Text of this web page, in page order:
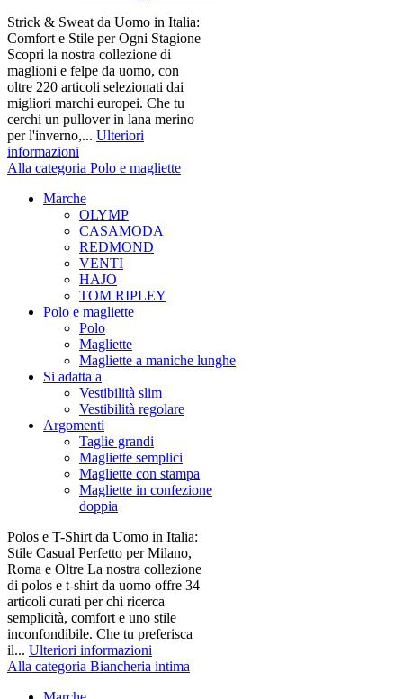
Strick & Sweat da Uomo in Italia:
Comfort e Stile per Ogni Stagione
Scopri la nostra collezione di
maglioni e felpe da uomo, con
oltre 220 articoli selezionati dai
migliori marchi europei. Che tu
cerchi un pullover in lana merino
per l'inverno,... Ulteriori
informazioni
Alla categoria Polo e magliette
Marche
OLYMP
CASAMODA
REDMOND
VENTI
HAJO
TOM RIPLEY
Polo e magliette
Polo
Magliette
Magliette a maniche lunghe
Si adatta a
Vestibilità slim
Vestibilità regolare
Argomenti
Taglie grandi
Magliette semplici
Magliette con stampa
Magliette in confezione
doppia
Polos e T-Shirt da Uomo in Italia:
Stile Casual Perfetto per Milano,
Roma e Oltre La nostra collezione
di polos e t-shirt da uomo offre 34
articoli curati per chi ricerca
semplicità, comfort e uno stile
inconfondibile. Che tu preferisca
il... Ulteriori informazioni
Alla categoria Biancheria intima